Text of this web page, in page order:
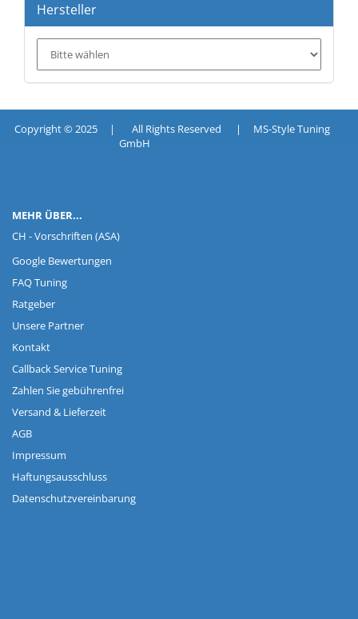
Hersteller
Copyright © 2025 | All Rights Reserved | MS-Style Tuning
GmbH
MEHR ÜBER...
CH - Vorschriften (ASA)
Google Bewertungen
FAQ Tuning
Ratgeber
Unsere Partner
Kontakt
Callback Service Tuning
Zahlen Sie gebührenfrei
Versand & Lieferzeit
AGB
Impressum
Haftungsausschluss
Datenschutzvereinbarung